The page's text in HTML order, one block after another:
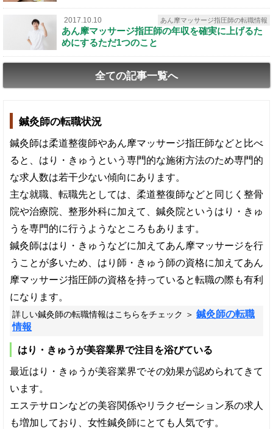
2017.10.10 あん摩マッサージ指圧師の転職情報
あん摩マッサージ指圧師の年収を確実に上げるた
めにするただ1つのこと
全ての記事一覧へ
鍼灸師の転職状況
鍼灸師は柔道整復師やあん摩マッサージ指圧師などと比べ
ると、はり・きゅうという専門的な施術方法のため専門的
な求人数は若干少ない傾向にあります。
主な就職、転職先としては、柔道整復師などと同じく整骨
院や治療院、整形外科に加えて、鍼灸院というはり・きゅ
うを専門的に行うようなところもあります。
鍼灸師ははり・きゅうなどに加えてあん摩マッサージを行
うことが多いため、はり師・きゅう師の資格に加えてあん
摩マッサージ指圧師の資格を持っていると転職の際も有利
になります。
詳しい鍼灸師の転職情報はこちらをチェック ＞鍼灸師の転職
情報
はり・きゅうが美容業界で注目を浴びている
最近はり・きゅうが美容業界でその効果が認められてきて
います。
エステサロンなどの美容関係やリラクゼーション系の求人
も増加しており、女性鍼灸師にとても人気です。